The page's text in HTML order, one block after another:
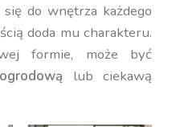
do wnętrza każdego
doda mu charakteru.
formie, może być
lub ciekawą